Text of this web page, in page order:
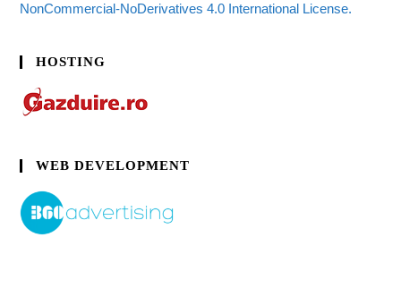
NonCommercial-NoDerivatives 4.0 International License.
HOSTING
WEB DEVELOPMENT